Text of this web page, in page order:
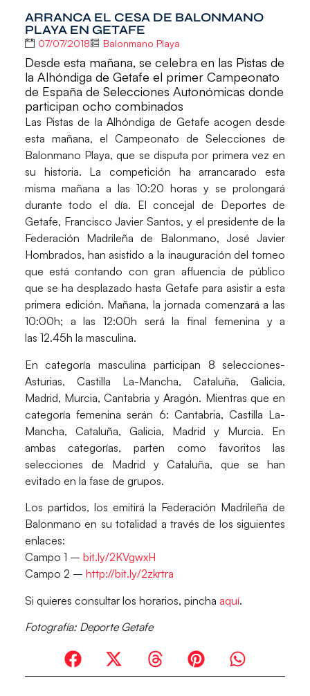
ARRANCA EL CESA DE BALONMANO
PLAYA EN GETAFE
07/07/2018 Balonmano Playa
Desde esta mañana, se celebra en las Pistas de
la Alhóndiga de Getafe el primer Campeonato
de España de Selecciones Autonómicas donde
participan ocho combinados
Las Pistas de la Alhóndiga de Getafe acogen desde
esta mañana, el Campeonato de Selecciones de
Balonmano Playa, que se disputa por primera vez en
su historia. La competición ha arrancarado esta
misma mañana a las 10:20 horas y se prolongará
durante todo el día. El concejal de Deportes de
Getafe, Francisco Javier Santos, y el presidente de la
Federación Madrileña de Balonmano, José Javier
Hombrados, han asistido a la inauguración del torneo
que está contando con gran afluencia de público
que se ha desplazado hasta Getafe para asistir a esta
primera edición. Mañana, la jornada comenzará a las
10:00h; a las 12:00h serála final femenina y a
las 12.45h la masculina.
En categoría masculina participan 8 selecciones-
Asturias, Castilla La-Mancha, Cataluña, Galicia,
Madrid, Murcia, Cantabria y Aragón. Mientras que en
categoría femenina serán 6: Cantabria, Castilla La-
Mancha, Cataluña, Galicia, Madrid y Murcia. En
ambas categorías, parten como favoritos las
selecciones de Madrid y Cataluña, que se han
evitado en la fase de grupos.
Los partidos, los emitirá la Federación Madrileña de
Balonmano en su totalidad a través de los siguientes
enlaces:
Campo 1 – bit.ly/2KVgwxH
Campo 2 – http://bit.ly/2zkrtra
Si quieres consultar los horarios, pincha aquí.
Fotografía: Deporte Getafe